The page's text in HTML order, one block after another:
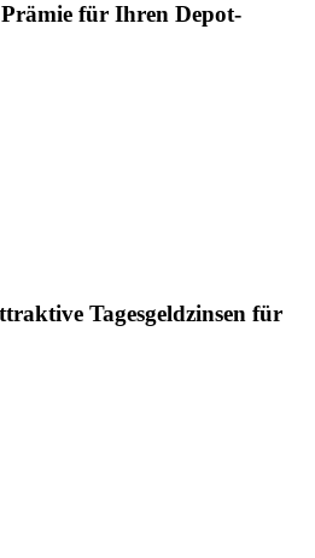
für Ihren Depot-
Tagesgeldzinsen für